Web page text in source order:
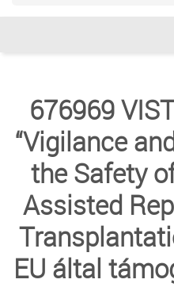
VÉRADÁS
TRANSZFUZIOLÓGIA
SZERVDONÁCIÓ
ŐSSEJT DONÁCIÓ
676969
“Vigilance
the Safety
Assisted
EU által